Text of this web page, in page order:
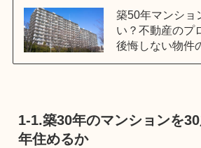
築50年マンショ
い？不動産のプ
後悔しない物件
1-1.築30年のマンションを
年住めるか